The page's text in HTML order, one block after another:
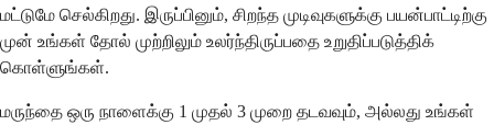
மட்டுமே செல்கிறது. இருப்பினும், சிறந்த முடிவுகளுக்கு பயன்பாட்டிற்கு
முன் உங்கள் தோல் முற்றிலும் உலர்ந்திருப்பதை உறுதிப்படுத்திக்
கொள்ளுங்கள்.
மருந்தை ஒரு நாளைக்கு 1 முதல் 3 முறை தடவவும், அல்லது உங்கள்